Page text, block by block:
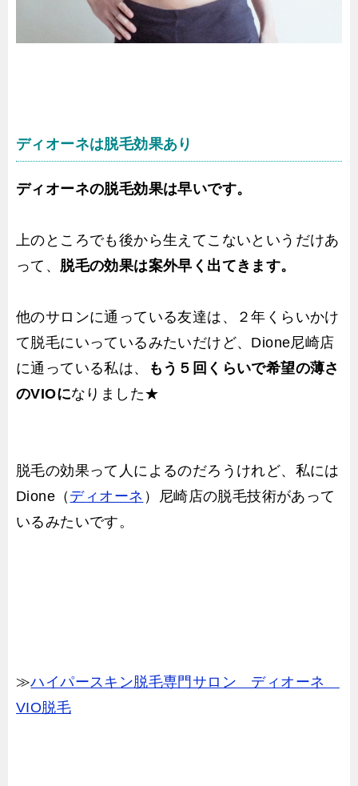
ディオーネは脱毛効果あり
ディオーネの脱毛効果は早いです。
上のところでも後から生えてこないというだけあ
って、 脱毛の効果は案外早く出てきます。
他のサロンに通っている友達は、２年くらいかけ
て脱毛にいっているみたいだけど、Dione尼崎店
に通っている私は、
もう５回くらいで希望の薄さ
のVIOになりました★
脱毛の効果って人によるのだろうけれど、私には
Dione（ ディオーネ ）尼崎店の脱毛技術があって
いるみたいです。
≫ハイパースキン脱毛専門サロン ディオーネ
VIO脱毛